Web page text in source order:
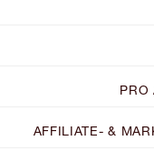
PRO
AFFILIATE- &